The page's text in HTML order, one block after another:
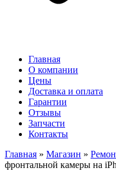
Главная
О компании
Цены
Доставка и оплата
Гарантии
Отзывы
Запчасти
Контакты
Главная » Магазин »
фронтальной камеры на